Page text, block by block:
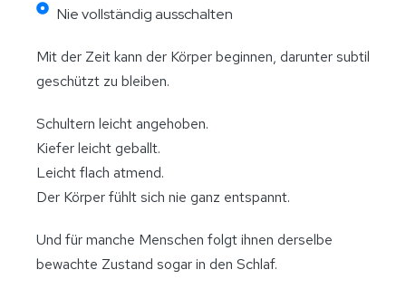
Nie vollständig ausschalten
Mit der Zeit kann der Körper beginnen, darunter subtil
geschützt zu bleiben.
Schultern leicht angehoben.
Kiefer leicht geballt.
Leicht flach atmend.
Der Körper fühlt sich nie ganz entspannt.
Und für manche Menschen folgt ihnen derselbe
bewachte Zustand sogar in den Schlaf.